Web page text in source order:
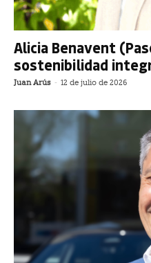
Alicia Benavent
sostenibilidad
Juan Arús - 12 de julio de 2026